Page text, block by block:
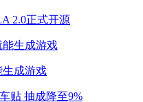
2.0正式开源
生成游戏